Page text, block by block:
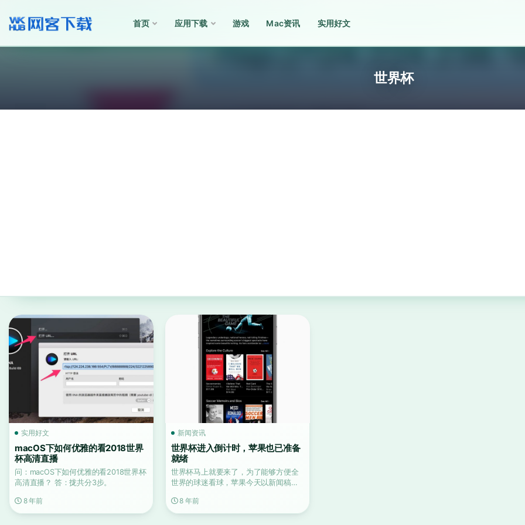
首页 应用下载 游戏 Mac资讯 实用好文
世界杯
实用好文
macOS下如何优雅的看2018世界
杯高清直播
问：macOS下如何优雅的看2018世界杯
高清直播？ 答：拢共分3步。
8 年前
新闻资讯
世界杯进入倒计时，苹果也已准备
就绪
世界杯马上就要来了，为了能够方便全
世界的球迷看球，苹果今天以新闻稿的
8 年前